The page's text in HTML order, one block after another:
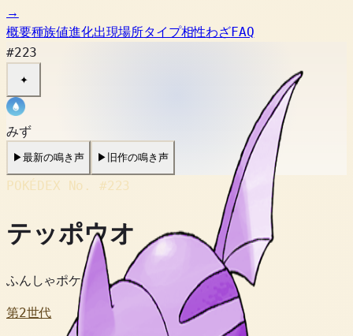
→
概要種族値進化出現場所タイプ相性わざFAQ
#223
✦
みず
▶最新の鳴き声 ▶ 旧作の鳴き声
POKÉDEX No. #223
テッポウオ
ふんしゃポケモン
第2世代